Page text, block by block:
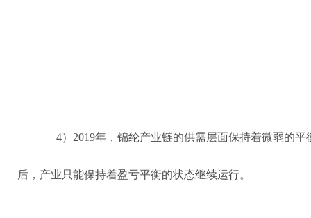
4）2019年，锦纶产业链的供需层面保持着微弱的
后，产业只能保持着盈亏平衡的状态继续运行。